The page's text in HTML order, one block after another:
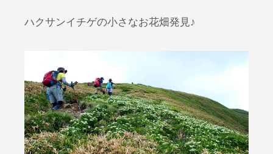
ハクサンイチゲの小さなお花畑発見♪